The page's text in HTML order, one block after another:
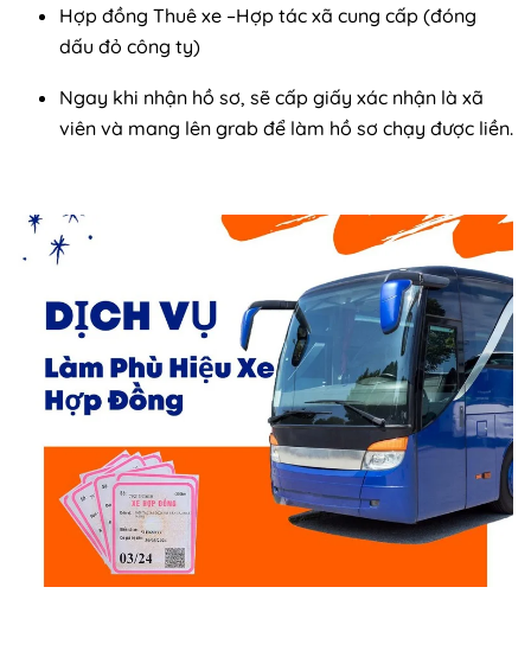
Hợp đồng Thuê xe –Hợp tác xã cung cấp (đóng
dấu đỏ công ty)
Ngay khi nhận hồ sơ, sẽ cấp giấy xác nhận là xã
viên và mang lên grab để làm hồ sơ chạy được liền.